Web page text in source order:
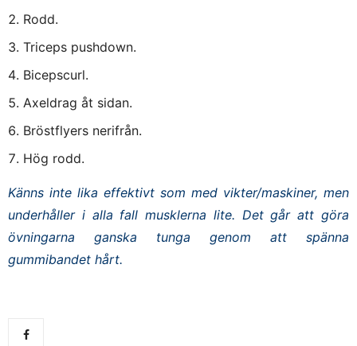
Rodd.
Triceps pushdown.
Bicepscurl.
Axeldrag åt sidan.
Bröstflyers nerifrån.
Hög rodd.
Känns inte lika effektivt som med vikter/maskiner, men
underhåller i alla fall musklerna lite. Det går att göra
övningarna ganska tunga genom att spänna
gummibandet hårt.